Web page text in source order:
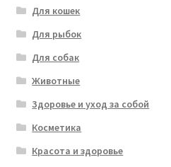
Для кошек
Для рыбок
Для собак
Животные
Здоровье и уход за собой
Косметика
Красота и здоровье